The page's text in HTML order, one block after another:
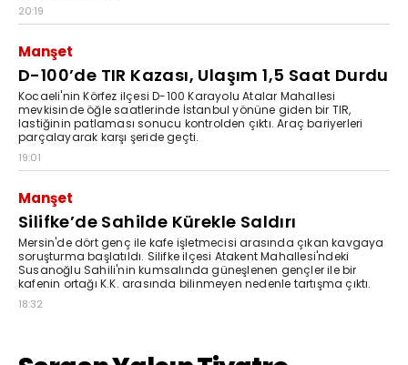
20:19
Manşet
D-100’de TIR Kazası, Ulaşım 1,5 Saat Durdu
Kocaeli'nin Körfez ilçesi D-100 Karayolu Atalar Mahallesi
mevkisinde öğle saatlerinde İstanbul yönüne giden bir TIR,
lastiğinin patlaması sonucu kontrolden çıktı. Araç bariyerleri
parçalayarak karşı şeride geçti.
19:01
Manşet
Silifke’de Sahilde Kürekle Saldırı
Mersin'de dört genç ile kafe işletmecisi arasında çıkan kavgaya
soruşturma başlatıldı. Silifke ilçesi Atakent Mahallesi'ndeki
Susanoğlu Sahili'nin kumsalında güneşlenen gençler ile bir
kafenin ortağı K.K. arasında bilinmeyen nedenle tartışma çıktı.
18:32